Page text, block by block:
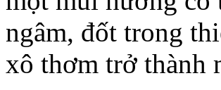
ngâm, đốt trong
xô thơm trở thành